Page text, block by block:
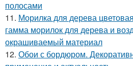
полосами
11. Морилка для дерева
гамма морилок для дерева и
окрашиваемый материал
12. Обои с бордюром.